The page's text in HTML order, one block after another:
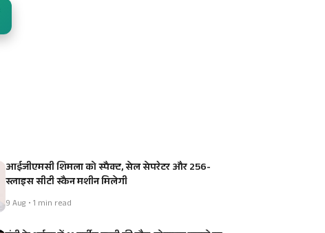
आईजीएमसी शिमला को स्पैक्ट, सेल सेपरेटर और 256-
स्लाइस सीटी स्कैन मशीन मिलेगी
9 Aug • 1 min read